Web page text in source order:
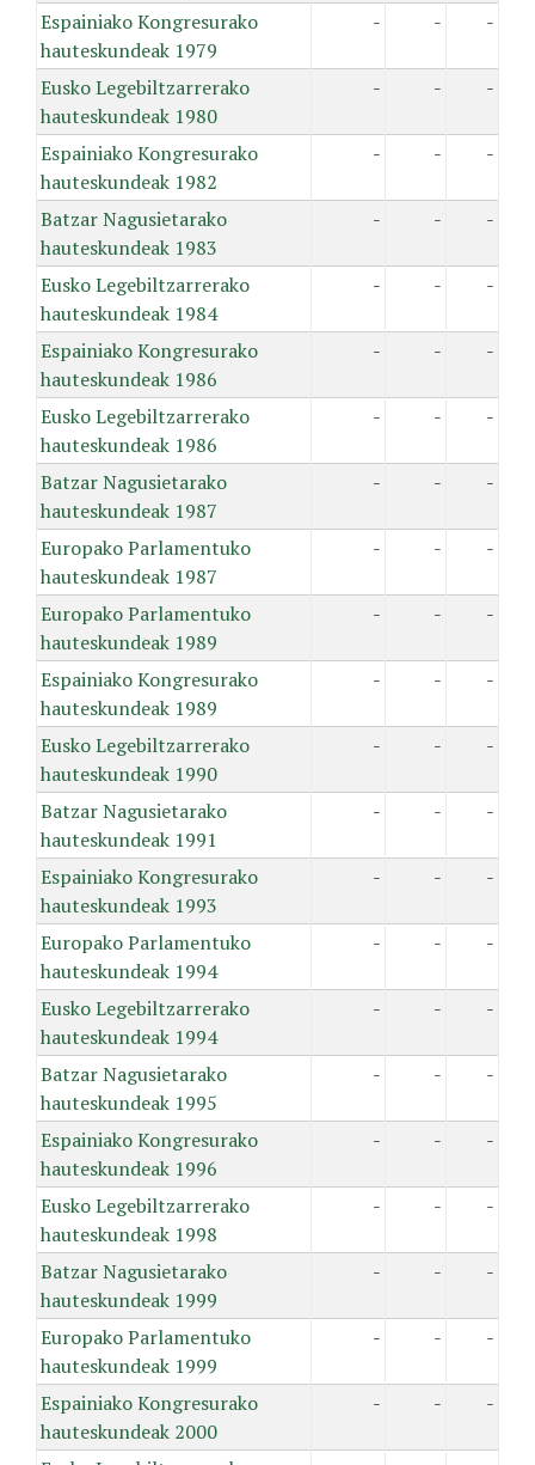
Espainiako Kongresurako
hauteskundeak 1979
- - -
Eusko Legebiltzarrerako
hauteskundeak 1980
- - -
Espainiako Kongresurako
hauteskundeak 1982
- - -
Batzar Nagusietarako
hauteskundeak 1983
- - -
Eusko Legebiltzarrerako
hauteskundeak 1984
- - -
Espainiako Kongresurako
hauteskundeak 1986
- - -
Eusko Legebiltzarrerako
hauteskundeak 1986
- - -
Batzar Nagusietarako
hauteskundeak 1987
- - -
Europako Parlamentuko
hauteskundeak 1987
- - -
Europako Parlamentuko
hauteskundeak 1989
- - -
Espainiako Kongresurako
hauteskundeak 1989
- - -
Eusko Legebiltzarrerako
hauteskundeak 1990
- - -
Batzar Nagusietarako
hauteskundeak 1991
- - -
Espainiako Kongresurako
hauteskundeak 1993
- - -
Europako Parlamentuko
hauteskundeak 1994
- - -
Eusko Legebiltzarrerako
hauteskundeak 1994
- - -
Batzar Nagusietarako
hauteskundeak 1995
- - -
Espainiako Kongresurako
hauteskundeak 1996
- - -
Eusko Legebiltzarrerako
hauteskundeak 1998
- - -
Batzar Nagusietarako
hauteskundeak 1999
- - -
Europako Parlamentuko
hauteskundeak 1999
- - -
Espainiako Kongresurako
hauteskundeak 2000
- - -